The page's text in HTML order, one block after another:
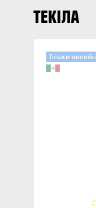
ТЕКІЛА
Тільки онлайн